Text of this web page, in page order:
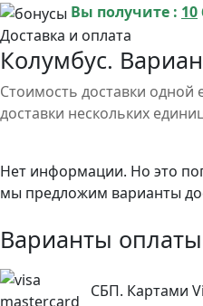
Вы получите : 10
Доставка и оплата
Колумбус.
Стоимость доставки
доставки нескольких
Нет информации. Но это
мы предложим варианты
Варианты
СБП. Картами